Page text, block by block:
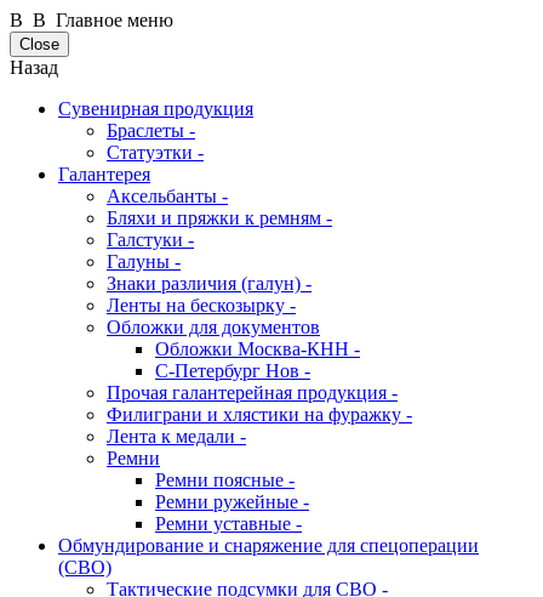
В В Главное меню
Close
Назад
Сувенирная продукция
Браслеты -
Статуэтки -
Галантерея
Аксельбанты -
Бляхи и пряжки к ремням -
Галстуки -
Галуны -
Знаки различия (галун) -
Ленты на бескозырку -
Обложки для документов
Обложки Москва-КНН -
С-Петербург Нов -
Прочая галантерейная продукция -
Филиграни и хлястики на фуражку -
Лента к медали -
Ремни
Ремни поясные -
Ремни ружейные -
Ремни уставные -
Обмундирование и снаряжение для спецоперации
(СВО)
Тактические подсумки для СВО -